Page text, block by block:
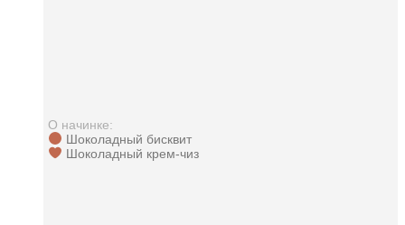
О начинке:
Шоколадный бисквит
Шоколадный крем-чиз